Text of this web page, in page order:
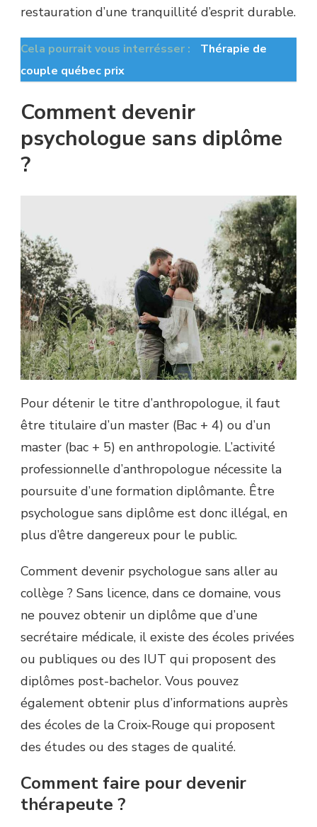
restauration d’une tranquillité d’esprit durable.
Cela pourrait vous interrésser :
Thérapie de
couple québec prix
Comment devenir
psychologue sans diplôme
?
Pour détenir le titre d’anthropologue, il faut
être titulaire d’un master (Bac + 4) ou d’un
master (bac + 5) en anthropologie. L’activité
professionnelle d’anthropologue nécessite la
poursuite d’une formation diplômante. Être
psychologue sans diplôme est donc illégal, en
plus d’être dangereux pour le public.
Comment devenir psychologue sans aller au
collège ? Sans licence, dans ce domaine, vous
ne pouvez obtenir un diplôme que d’une
secrétaire médicale, il existe des écoles privées
ou publiques ou des IUT qui proposent des
diplômes post-bachelor. Vous pouvez
également obtenir plus d’informations auprès
des écoles de la Croix-Rouge qui proposent
des études ou des stages de qualité.
Comment faire pour devenir
thérapeute ?